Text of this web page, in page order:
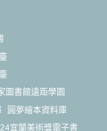
圖書館遠距學園
圓夢繪本資料庫
宜蘭美術獎電子書